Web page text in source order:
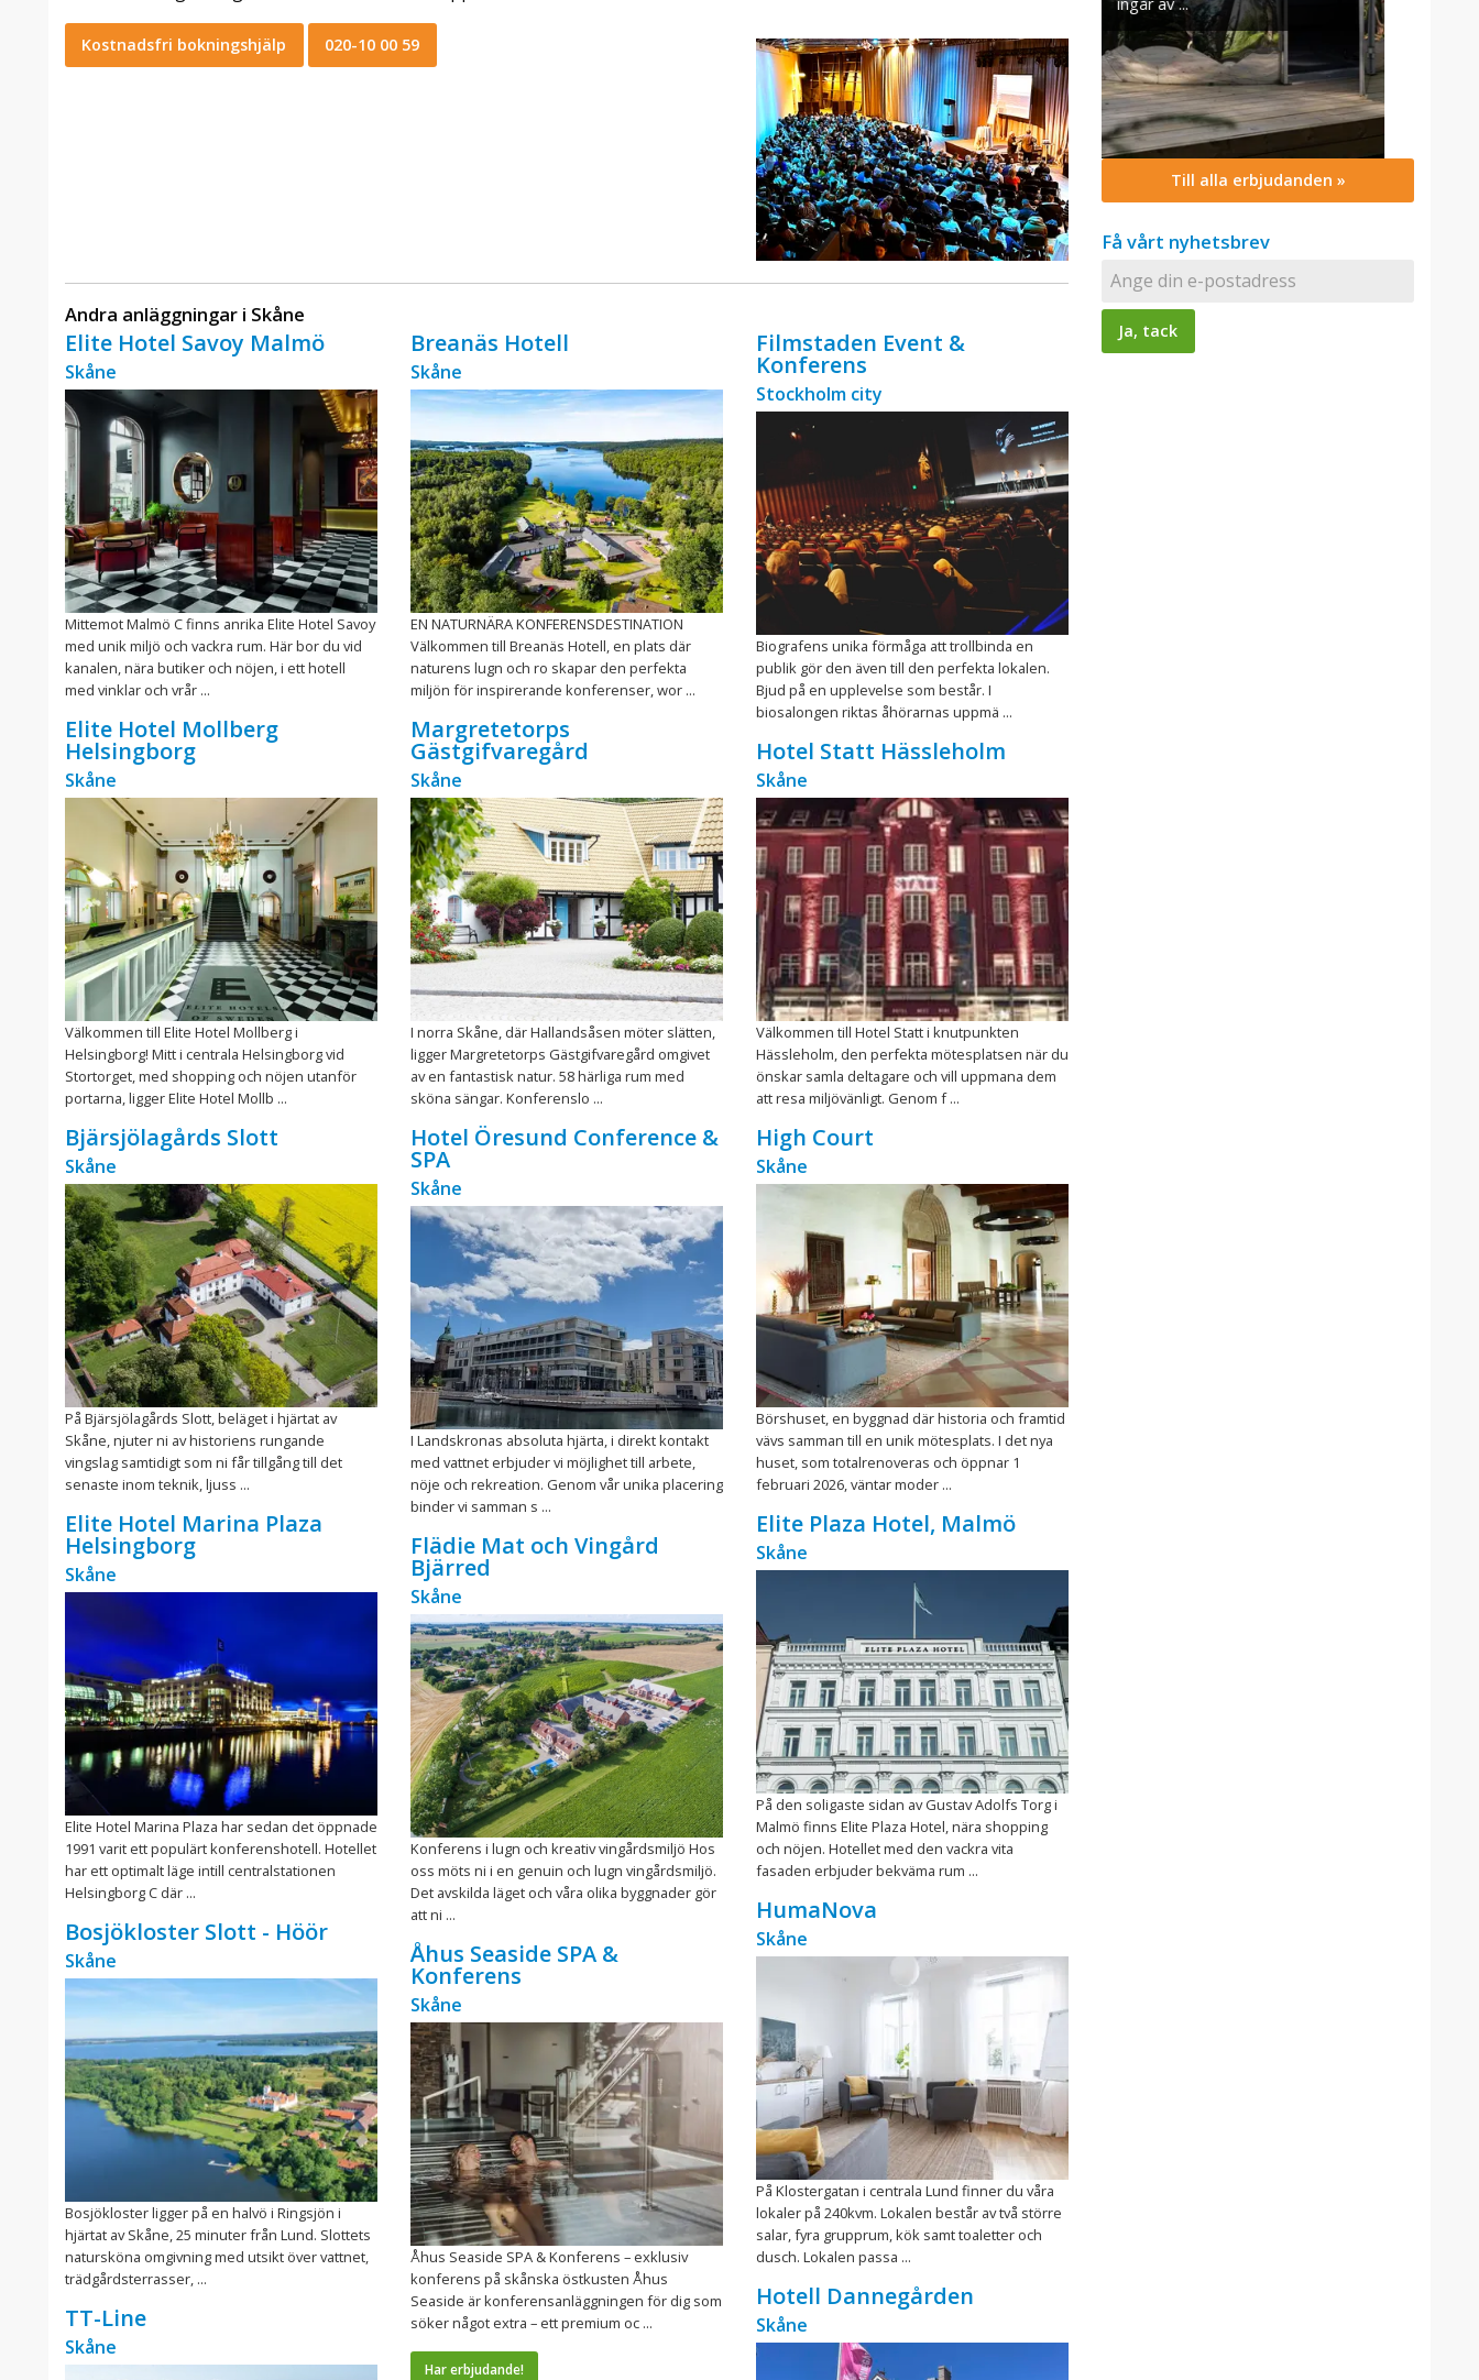
Kostnadsfri bokningshjälp 020-10 00 59
Andra anläggningar i Skåne
Elite Hotel Savoy Malmö
Skåne
Mittemot Malmö C finns anrika Elite Hotel Savoy
med unik miljö och vackra rum. Här bor du vid
kanalen, nära butiker och nöjen, i ett hotell
med vinklar och vrår ...
Elite Hotel Mollberg
Helsingborg
Skåne
Välkommen till Elite Hotel Mollberg i
Helsingborg! Mitt i centrala Helsingborg vid
Stortorget, med shopping och nöjen utanför
portarna, ligger Elite Hotel Mollb ...
Bjärsjölagårds Slott
Skåne
På Bjärsjölagårds Slott, beläget i hjärtat av
Skåne, njuter ni av historiens rungande
vingslag samtidigt som ni får tillgång till det
senaste inom teknik, ljuss ...
Elite Hotel Marina Plaza
Helsingborg
Skåne
Elite Hotel Marina Plaza har sedan det öppnade
1991 varit ett populärt konferenshotell. Hotellet
har ett optimalt läge intill centralstationen
Helsingborg C där ...
Bosjökloster Slott - Höör
Skåne
Bosjökloster ligger på en halvö i Ringsjön i
hjärtat av Skåne, 25 minuter från Lund. Slottets
natursköna omgivning med utsikt över vattnet,
trädgårdsterrasser, ...
TT-Line
Skåne
Breanäs Hotell
Skåne
EN NATURNÄRA KONFERENSDESTINATION
Välkommen till Breanäs Hotell, en plats där
naturens lugn och ro skapar den perfekta
miljön för inspirerande konferenser, wor ...
Margretetorps
Gästgifvaregård
Skåne
I norra Skåne, där Hallandsåsen möter slätten,
ligger Margretetorps Gästgifvaregård omgivet
av en fantastisk natur. 58 härliga rum med
sköna sängar. Konferenslo ...
Hotel Öresund Conference &
SPA
Skåne
I Landskronas absoluta hjärta, i direkt kontakt
med vattnet erbjuder vi möjlighet till arbete,
nöje och rekreation. Genom vår unika placering
binder vi samman s ...
Flädie Mat och Vingård
Bjärred
Skåne
Konferens i lugn och kreativ vingårdsmiljö Hos
oss möts ni i en genuin och lugn vingårdsmiljö.
Det avskilda läget och våra olika byggnader gör
att ni ...
Åhus Seaside SPA &
Konferens
Skåne
Åhus Seaside SPA & Konferens – exklusiv
konferens på skånska östkusten Åhus
Seaside är konferensanläggningen för dig som
söker något extra – ett premium oc ...
Har erbjudande!
Filmstaden Event &
Konferens
Stockholm city
Biografens unika förmåga att trollbinda en
publik gör den även till den perfekta lokalen.
Bjud på en upplevelse som består. I
biosalongen riktas åhörarnas uppmä ...
Hotel Statt Hässleholm
Skåne
Välkommen till Hotel Statt i knutpunkten
Hässleholm, den perfekta mötesplatsen när du
önskar samla deltagare och vill uppmana dem
att resa miljövänligt. Genom f ...
High Court
Skåne
Börshuset, en byggnad där historia och framtid
vävs samman till en unik mötesplats. I det nya
huset, som totalrenoveras och öppnar 1
februari 2026, väntar moder ...
Elite Plaza Hotel, Malmö
Skåne
På den soligaste sidan av Gustav Adolfs Torg i
Malmö finns Elite Plaza Hotel, nära shopping
och nöjen. Hotellet med den vackra vita
fasaden erbjuder bekväma rum ...
HumaNova
Skåne
På Klostergatan i centrala Lund finner du våra
lokaler på 240kvm. Lokalen består av två större
salar, fyra grupprum, kök samt toaletter och
dusch. Lokalen passa ...
Hotell Dannegården
Skåne
Till alla erbjudanden »
Få vårt nyhetsbrev